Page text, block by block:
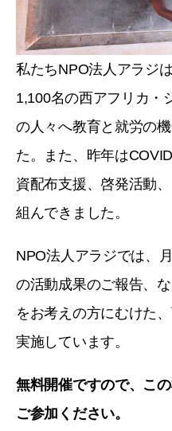
私たちNPO法人アラジ
1,100名の西アフリカ・
の人々へ教育と就労の
た。また、昨年は
資配布支援、啓発活動
組んできました。
NPO法人アラジでは、
の活動成果のご報告、
をお考えの方にむけた
実施しています。
無料開催ですので、こ
ご参加ください。